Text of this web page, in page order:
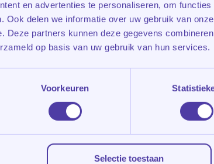
en advertenties te personaliseren, om
Ook delen we informatie over uw gebruik van
Deze partners kunnen deze gegevens
op basis van uw gebruik van hun services.
Voorkeuren
Selectie toestaan
schoolsucces Je kind werkt hard,
toetsen voor…